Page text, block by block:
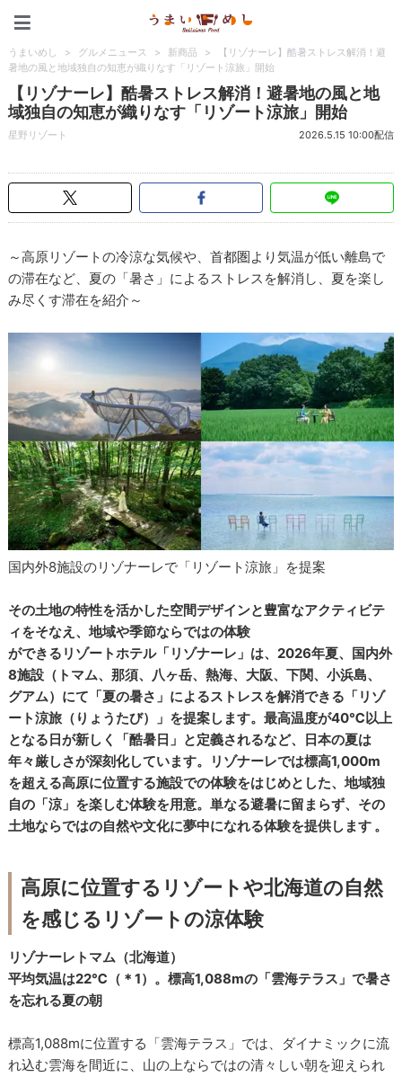
うまいめし > グルメニュース > 新商品 >
【リゾナーレ】酷暑ストレス解消！避
暑地の風と地域独自の知恵が織りなす「リゾート涼旅」開始
【リゾナーレ】酷暑ストレス解消！避暑地の風と地
域独自の知恵が織りなす「リゾート涼旅」開始
星野リゾート 2026.5.15 10:00配信
～高原リゾートの冷涼な気候や、首都圏より気温が低い離島で
の滞在など、夏の「暑さ」によるストレスを解消し、夏を楽し
み尽くす滞在を紹介～
国内外8施設のリゾナーレで「リゾート涼旅」を提案
その土地の特性を活かした空間デザインと豊富なアクティビテ
ィをそなえ、地域や季節ならではの体験
ができるリゾートホテル「リゾナーレ」は、2026年夏、国内外
8施設（トマム、那須、八ヶ岳、熱海、大阪、下関、小浜島、
グアム）にて「夏の暑さ」によるストレスを解消できる「リゾ
ート涼旅（りょうたび）」を提案します。最高温度が40℃以上
となる日が新しく「酷暑日」と定義されるなど、日本の夏は
年々厳しさが深刻化しています。リゾナーレでは標高1,000m
を超える高原に位置する施設での体験をはじめとした、地域独
自の「涼」を楽しむ体験を用意。単なる避暑に留まらず、その
土地ならではの自然や文化に夢中になれる体験を提供します 。
高原に位置するリゾートや北海道の自然
を感じるリゾートの涼体験
リゾナーレトマム（北海道）
平均気温は22℃（＊1）。標高1,088mの「雲海テラス」で暑さ
を忘れる夏の朝
標高1,088mに位置する「雲海テラス」では、ダイナミックに流
れ込む雲海を間近に、山の上ならではの清々しい朝を迎えられ